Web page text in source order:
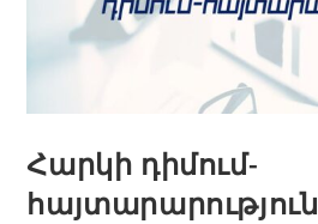
Հարկի դիմում-
հայտարարություն